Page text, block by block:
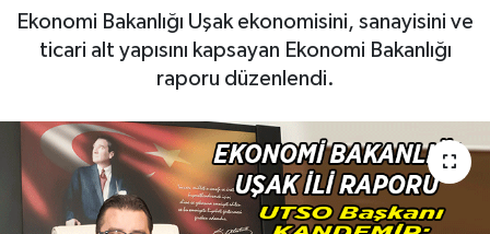
Ekonomi Bakanlığı Uşak ekonomisini, sanayisini ve
ticari alt yapısını kapsayan Ekonomi Bakanlığı
raporu düzenlendi.
SAĞLIK
EKONOMİ
EĞİTİM
Puan Durumu ve Fikstür
Son Dakika Haberleri
Haber Arşivi